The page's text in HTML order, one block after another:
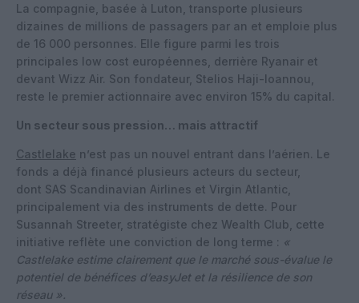
La compagnie, basée à Luton, transporte plusieurs
dizaines de millions de passagers par an et emploie plus
de 16 000 personnes. Elle figure parmi les trois
principales low cost européennes, derrière Ryanair et
devant Wizz Air. Son fondateur, Stelios Haji-Ioannou,
reste le premier actionnaire avec environ 15% du capital.
Un secteur sous pression… mais attractif
Castlelake n’est pas un nouvel entrant dans l’aérien. Le
fonds a déjà financé plusieurs acteurs du secteur,
dont SAS Scandinavian Airlines et Virgin Atlantic,
principalement via des instruments de dette. Pour
Susannah Streeter, stratégiste chez Wealth Club, cette
initiative reflète une conviction de long terme : «
Castlelake estime clairement que le marché sous-évalue le
potentiel de bénéfices d’easyJet et la résilience de son
réseau ».